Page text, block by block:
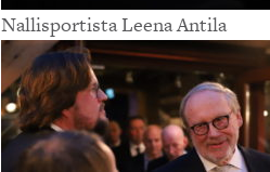
Nallisportista Leena Antila